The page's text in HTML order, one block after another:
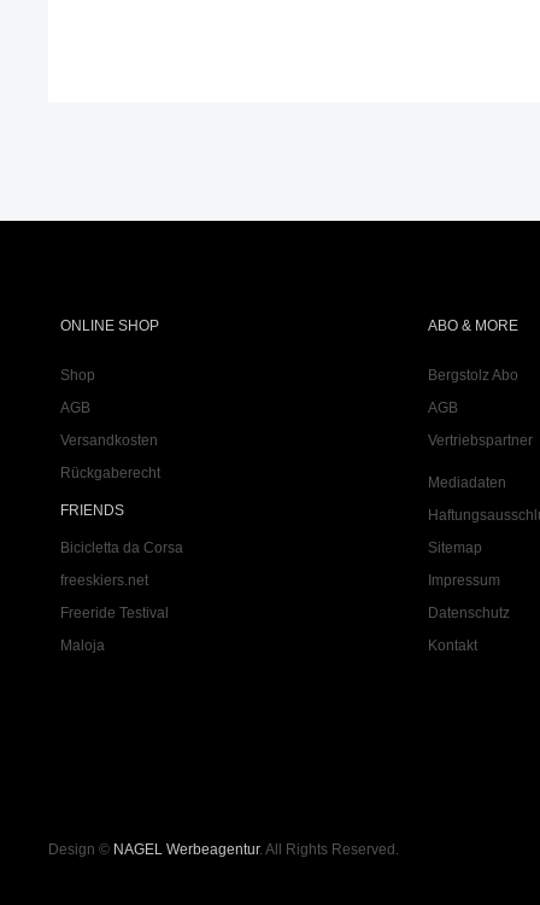
ONLINE SHOP
Shop
AGB
Versandkosten
Rückgaberecht
FRIENDS
Bicicletta da Corsa
freeskiers.net
Freeride Testival
Maloja
ABO & MORE
Bergstolz Abo
AGB
Vertriebspartner
Mediadaten
Sitemap
Impressum
Datenschutz
Kontakt
Design © NAGEL Werbeagentur. All Rights Reserved.